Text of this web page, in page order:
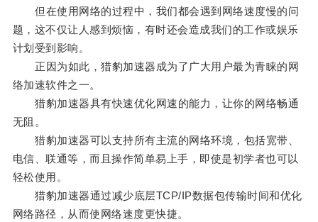
但在使用网络的过程中，我们都会遇到网络速度慢的问
题，这不仅让人感到烦恼，有时还会造成我们的工作或娱乐
计划受到影响。
正因为如此，猎豹加速器成为了广大用户最为青睐的网
络加速软件之一。
猎豹加速器具有快速优化网速的能力，让你的网络畅通
无阻。
猎豹加速器可以支持所有主流的网络环境，包括宽带、
电信、联通等，而且操作简单易上手，即使是初学者也可以
轻松使用。
猎豹加速器通过减少底层TCP/IP数据包传输时间和优化
网络路径，从而使网络速度更快捷。